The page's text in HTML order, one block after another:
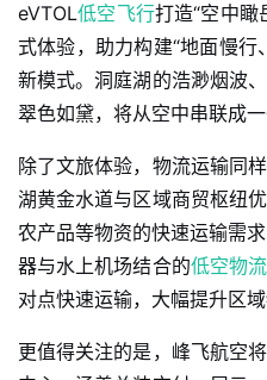
eVTOL低空飞行打造“空中瞰
式体验，助力构建“地面慢
新模式。洞庭湖的浩渺烟波
翠色如黛，将从空中串联成一
除了文旅体验，物流运输同
湖黄金水道与区域商贸枢纽
农产品等物资的快速运输需
器与水上机场结合的低空物流
对点快速运输，大幅提升区域
更值得关注的是，峰飞航空